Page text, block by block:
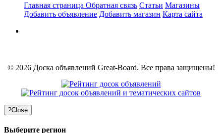
Главная страница Обратная связь Статьи Магазины
Добавить объявление Добавить магазин Карта сайта
© 2026 Доска объявлений Great-Board. Все права защищены!
?Close
Выберите регион